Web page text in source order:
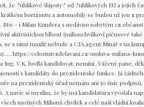
že \"uhlíkové šlápoty\" od \"uhlíkových EU a jejich
krátkém horizontu a automobily se budou už jen z
Btw - i Milan Kundera s nedávno nabytým
aktivistickou blbost (milionchvilkoví píčusové
se s nimi mazlit nebude a CIA.agent Minář s
celostnivzdelavani.cz/omluva-milana-
Ing. V.K. hodlá kandidovat; nemíní...Vážený pane,
s kandidáty do prezidentské funkce. Já
na prezidentský úřad nemám ani 50 tisíc
A navíc si myslím, že by má kandidatura vyvolala
všech možných Milionů chvilek a celé naší vládní